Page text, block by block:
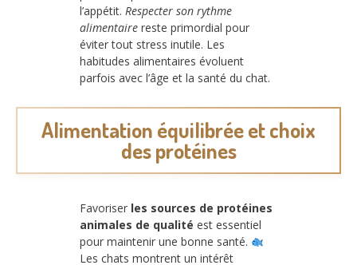
l’appétit. Respecter son rythme
alimentaire reste primordial pour
éviter tout stress inutile. Les
habitudes alimentaires évoluent
parfois avec l’âge et la santé du chat.
Alimentation équilibrée et choix
des protéines
Favoriser les sources de protéines
animales de qualité est essentiel
pour maintenir une bonne santé.
Les chats montrent un intérêt